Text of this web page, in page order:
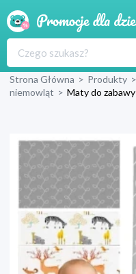
Strona Główna > Produkty >
niemowląt > Maty do zabawy